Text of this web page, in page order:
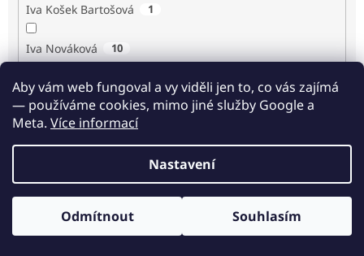
Aby vám web fungoval a vy viděli jen to, co vás zajímá
— používáme cookies, mimo jiné služby Google a
Meta. Více informací
Nastavení
Odmítnout Souhlasím
Iva Košek Bartošová 1
Iva Nováková 10
Iva Procházková 1
Ivan Renč 1
Odběr novinek